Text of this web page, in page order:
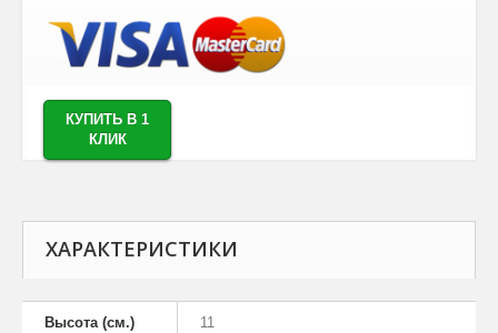
КУПИТЬ В 1
КЛИК
ХАРАКТЕРИСТИКИ
Высота (см.) 11